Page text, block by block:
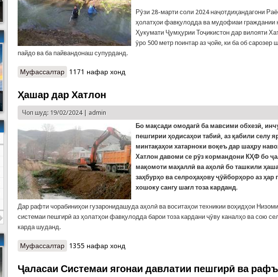
Рӯзи 28-марти соли 2024 наҷотдиҳандагони
ҳолатҳои фавқулодда ва мудофиаи граждании
Ҳукумати Ҷумҳурии Тоҷикистон дар вилояти
ӯро 500 метр поинтар аз ҷойе, ки ба об сарозер
пайдо ва ба пайвандонаш супурданд.
Муфассалтар о Аз беназоратии волидон тифли чорсола дар оби калан уфтоду
1171 нафар хонд
Ҳашар дар Хатлон
Чоп шуд: 19/02/2024 | admin
Бо мақсади омодагӣ ба мавсими обхезӣ,
пешгирии ҳодисаҳои табиӣ, аз қабили селу
минтақаҳои хатарноки воқеъ дар шаҳру
Хатлон давоми се рӯз кормандони КҲФ бо
мақомоти маҳаллӣ ва аҳолӣ бо ташкили
заҳбурҳо ва селроҳаҳову ҷӯйборҳоро аз ҳар
хошоку сангу шағл тоза карданд.
Дар рафти чорабиниҳои гузаронидашуда аҳолӣ ва воситаҳои техникии воҳидҳои
системаи пешгирӣ аз ҳолатҳои фавқулодда барои тоза кардани ҷӯву каналҳо ва сою
карда шуданд.
Муфассалтар о Ҳашар дар Хатлон
1355 нафар хонд
Ҷаласаи Системаи ягонаи давлатии пешгирӣ ва